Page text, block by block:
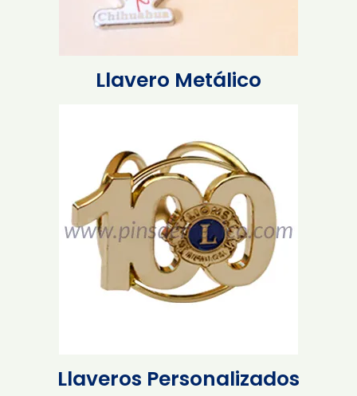
Llavero Metálico
Llaveros Personalizados